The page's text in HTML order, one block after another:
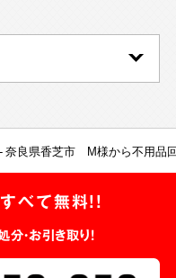
奈良県香芝市 M様から不用品
べて無料!!
分・お引き取り！